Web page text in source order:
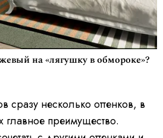
на «лягушку в обмороке»?
сразу несколько оттенков, в
главное преимущество.